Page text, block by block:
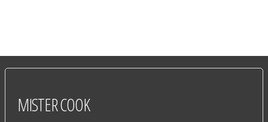
MISTERCOOK